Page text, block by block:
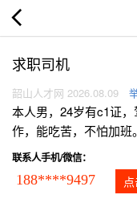
求职司机
韶山人才网 2026.08.09
本人男，24岁有c1证
作，能吃苦，不怕加班。
联系人手机/微信：
188****9497